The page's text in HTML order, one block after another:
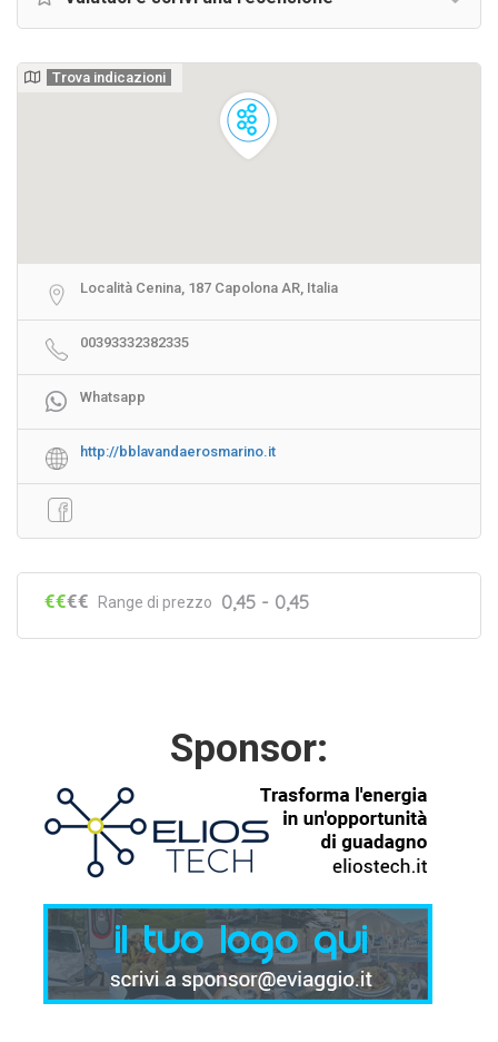
Trova indicazioni
Località Cenina, 187 Capolona AR, Italia
00393332382335
Whatsapp
http://bblavandaerosmarino.it
€€€€ Range di prezzo 0,45 - 0,45
Sponsor: